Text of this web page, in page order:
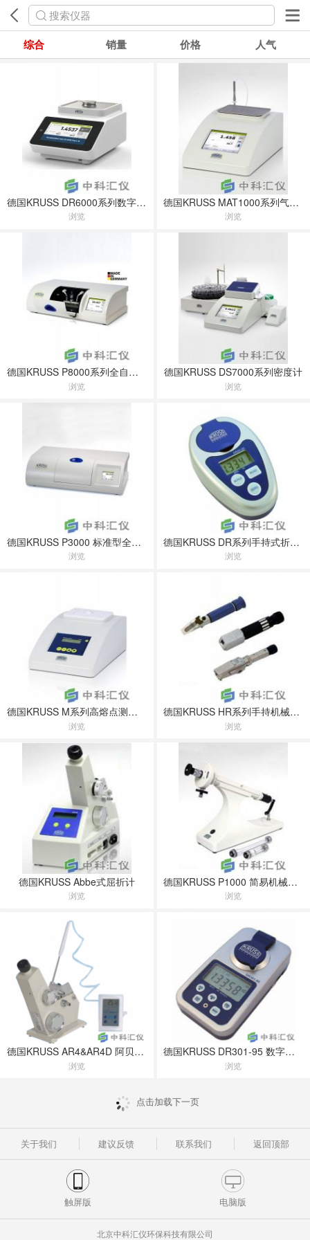
搜索仪器
综合 销量 价格 人气
德国KRUSS DR6000系列数字折光仪
浏览
德国KRUSS MAT1000系列气体分析仪
浏览
德国KRUSS P8000系列全自动旋光仪
浏览
德国KRUSS DS7000系列密度计
浏览
德国KRUSS P3000 标准型全自动旋光仪
浏览
德国KRUSS DR系列手持式折光仪
浏览
德国KRUSS M系列高熔点测定仪
浏览
德国KRUSS HR系列手持机械式屈折度计
浏览
德国KRUSS Abbe式屈折计
浏览
德国KRUSS P1000 简易机械式旋光度计
浏览
德国KRUSS AR4&AR4D 阿贝折光仪
浏览
德国KRUSS DR301-95 数字手提式折光仪
浏览
点击加载下一页
关于我们 建议反馈 联系我们 返回顶部
触屏版 电脑版
北京中科汇仪环保科技有限公司